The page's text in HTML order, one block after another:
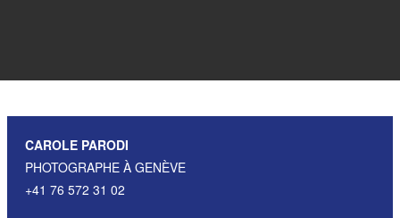
CAROLE PARODI
PHOTOGRAPHE À GENÈVE
+41 76 572 31 02